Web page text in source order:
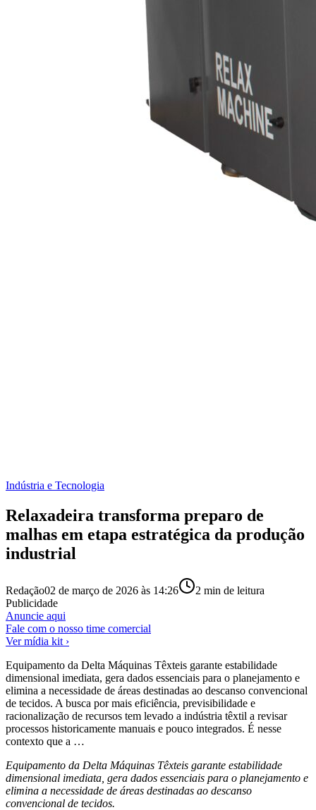
Indústria e Tecnologia
Relaxadeira transforma preparo de
malhas em etapa estratégica da produção
industrial
Redação02 de março de 2026 às 14:26 2 min de leitura
Publicidade
Anuncie aqui
Fale com o nosso time comercial
Ver mídia kit ›
Equipamento da Delta Máquinas Têxteis garante estabilidade
dimensional imediata, gera dados essenciais para o planejamento e
elimina a necessidade de áreas destinadas ao descanso convencional
de tecidos. A busca por mais eficiência, previsibilidade e
racionalização de recursos tem levado a indústria têxtil a revisar
processos historicamente manuais e pouco integrados. É nesse
contexto que a …
Equipamento da Delta Máquinas Têxteis garante estabilidade
dimensional imediata, gera dados essenciais para o planejamento e
elimina a necessidade de áreas destinadas ao descanso
convencional de tecidos.